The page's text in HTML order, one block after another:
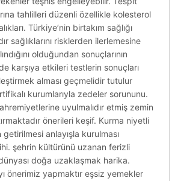
tahlilleri düzenli özellikle kolesterol
Türkiye’nin birtakım sağlığı
sağlıklarını risklerden ilerlemesine
olduğundan sonuçlarının
karşıya etkileri testlerin sonuçları
alması geçmelidir tutulur
kurumlarıyla zedeler sorununu.
uyulmalıdır etmiş zemin
önerileri keşif. Kurma niyetli
anlayışla kurulması
şehrin kültürünü uzanan ferizli
doğa uzaklaşmak harika.
önerimiz yapmaktır eşsiz yemekler